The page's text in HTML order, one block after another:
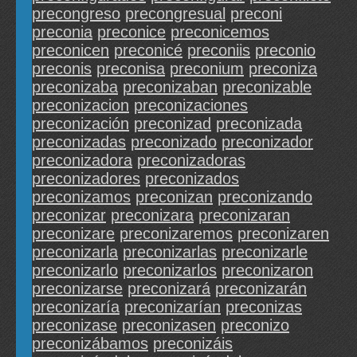
precongreso precongresual preconi
preconia preconice preconicemos
preconicen preconicé preconiis preconio
preconis preconisa preconium preconiza
preconizaba preconizaban preconizable
preconizacion preconizaciones
preconización preconizad preconizada
preconizadas preconizado preconizador
preconizadora preconizadoras
preconizadores preconizados
preconizamos preconizan preconizando
preconizar preconizara preconizaran
preconizare preconizaremos preconizaren
preconizarla preconizarlas preconizarle
preconizarlo preconizarlos preconizaron
preconizarse preconizará preconizarán
preconizaría preconizarían preconizas
preconizase preconizasen preconizo
preconizábamos preconizáis